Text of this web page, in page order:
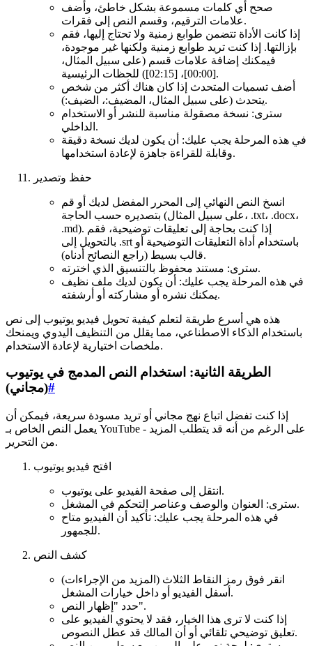
صحح أي كلمات مسموعة بشكل خاطئ، وأضف
علامات الترقيم، وقسم النص إلى فقرات.
إذا كانت الأداة تتضمن طوابع زمنية ولا تحتاج إليها، فقم
بإزالتها. إذا كنت تريد طوابع زمنية ولكنها غير موجودة،
فيمكنك إضافة علامات قسم (على سبيل المثال،
[00:00]، [02:15]) للحظات الرئيسية.
أضف تسميات المتحدث إذا كان هناك أكثر من شخص
يتحدث (على سبيل المثال، المضيف:، الضيف:).
سترى: نسخة مصقولة مناسبة للنشر أو الاستخدام
الداخلي.
في هذه المرحلة يجب عليك: أن يكون لديك نسخة دقيقة
وقابلة للقراءة جاهزة لإعادة استخدامها.
حفظ وتصدير
انسخ النص النهائي إلى المحرر المفضل لديك أو قم
بتصديره حسب الحاجة (على سبيل المثال، .txt، .docx،
.md). إذا كنت بحاجة إلى تعليقات توضيحية، فقم
بالتحويل إلى .srt باستخدام أداة التعليقات التوضيحية أو
قالب بسيط (راجع النصائح أدناه).
سترى: مستند محفوظ بالتنسيق الذي اخترته.
في هذه المرحلة يجب عليك: أن يكون لديك ملف نظيف
يمكنك نشره أو مشاركته أو أرشفته.
هذه هي أسرع طريقة لتعلم كيفية تحويل فيديو يوتيوب إلى نص
باستخدام الذكاء الاصطناعي، مما يقلل من التنظيف اليدوي ويمنحك
ملخصات اختيارية لإعادة الاستخدام.
الطريقة الثانية: استخدام النص المدمج في يوتيوب
(مجاني)#
إذا كنت تفضل اتباع نهج مجاني أو تريد مسودة سريعة، فيمكن أن
يعمل النص الخاص بـ YouTube - على الرغم من أنه قد يتطلب المزيد
من التحرير.
افتح فيديو يوتيوب
انتقل إلى صفحة الفيديو على يوتيوب.
سترى: العنوان والوصف وعناصر التحكم في المشغل.
في هذه المرحلة يجب عليك: تأكيد أن الفيديو متاح
للجمهور.
كشف النص
انقر فوق رمز النقاط الثلاث (المزيد من الإجراءات)
أسفل الفيديو أو داخل خيارات المشغل.
حدد "إظهار النص".
إذا كنت لا ترى هذا الخيار، فقد لا يحتوي الفيديو على
تعليق توضيحي تلقائي أو أن المالك قد عطل النصوص.